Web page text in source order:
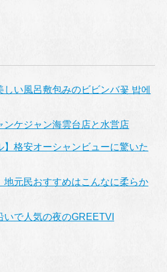
しい風呂敷包みのビビンバ꽃 밥에
ンケジャン海雲台店と水営店
】格安オーシャンビューに驚いた
地元民おすすめはこんなに柔らか
いで人気の夜のGREETVI